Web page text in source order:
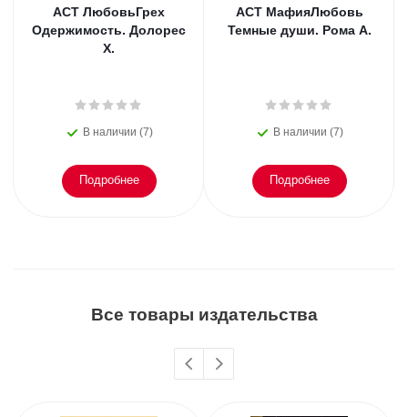
АСТ ЛюбовьГрех
Одержимость. Долорес
Х.
В наличии (7)
Подробнее
АСТ МафияЛюбовь
Темные души. Рома А.
В наличии (7)
Подробнее
Все товары издательства